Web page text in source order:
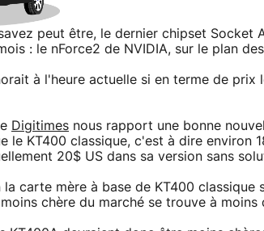
peut être, le dernier chipset Socket
: le nForce2 de NVIDIA, sur le plan
à l'heure actuelle si en terme de prix
Digitimes nous rapport une bonne
le KT400 classique, c'est à dire environ
20$ US dans sa version sans
la carte mère à base de KT400
chère du marché se trouve à moins